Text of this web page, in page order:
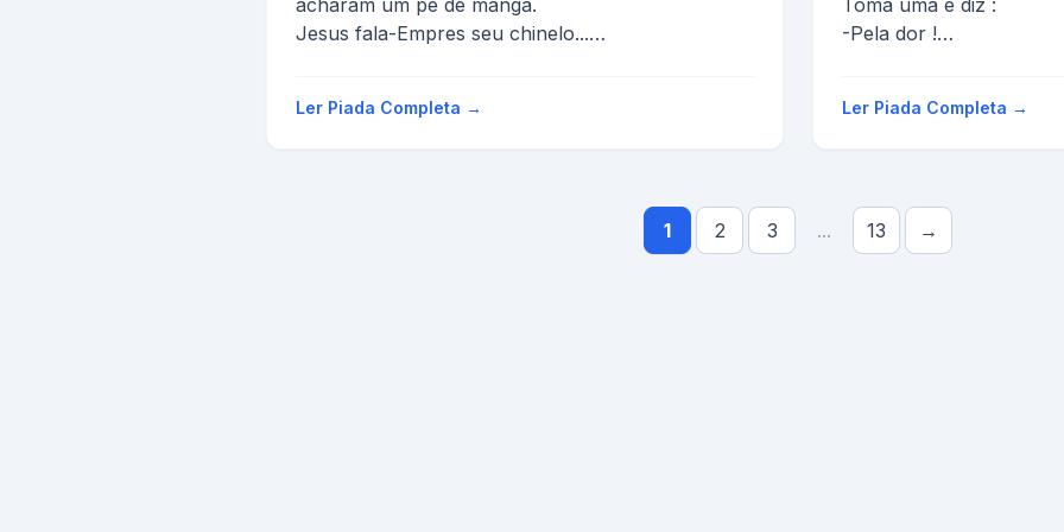
acharam um pé de manga.
Jesus fala-Empres seu chinelo...
Ler Piada Completa →
Toma uma e diz :
-Pela dor !
O cara repete o r...
Ler Piada Completa →
1 2 3 ... 13 →